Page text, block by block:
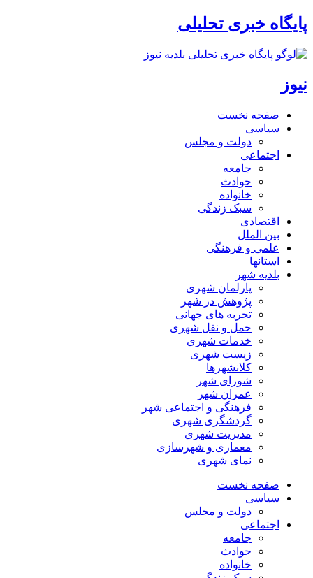
پایگاه خبری تحلیلی
نیوز
صفحه نخست
سیاسی
دولت و مجلس
اجتماعی
جامعه
حوادث
خانواده
سبک زندگی
اقتصادی
بین الملل
علمی و فرهنگی
استانها
بلدیه شهر
پارلمان شهری
پژوهش در شهر
تجربه های جهانی
حمل و نقل شهری
خدمات شهری
زیست شهری
کلانشهرها
شورای شهر
عمران شهر
فرهنگی و اجتماعی شهر
گردشگری شهری
مدیریت شهری
معماری و شهرسازی
نمای شهری
صفحه نخست
سیاسی
دولت و مجلس
اجتماعی
جامعه
حوادث
خانواده